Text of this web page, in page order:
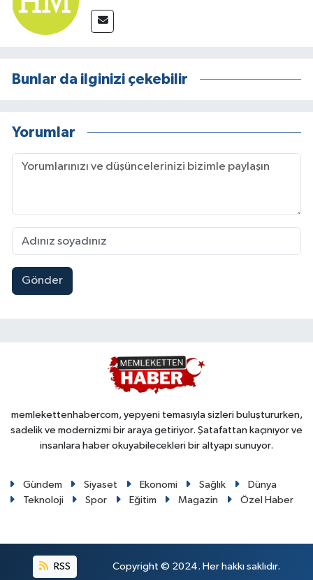
Bunlar da ilginizi çekebilir
Yorumlar
Gönder
memlekettenhabercom, yepyeni temasıyla sizleri buluştururken,
sadelik ve modernizmi bir araya getiriyor. Şatafattan kaçınıyor ve
insanlara haber okuyabilecekleri bir altyapı sunuyor.
Gündem Siyaset Ekonomi Sağlık
Dünya
Teknoloji
Spor Eğitim Magazin Özel Haber
RSS Copyright © 2024. Her hakkı saklıdır.